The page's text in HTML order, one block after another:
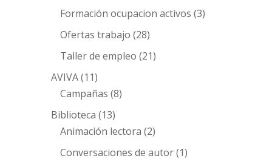
Formación ocupacion activos (3)
Ofertas trabajo (28)
Taller de empleo (21)
AVIVA(11)
Campañas (8)
Biblioteca (13)
Animación lectora (2)
Conversaciones de autor(1)